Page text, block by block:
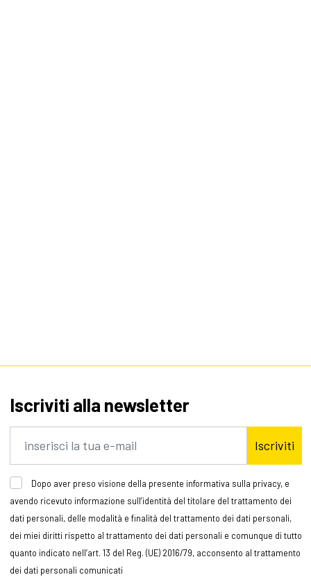
Iscriviti alla newsletter
Iscriviti
Dopo aver preso visione della presente informativa sulla privacy, e
avendo ricevuto informazione sull’identità del titolare del trattamento dei
dati personali, delle modalità e finalità del trattamento dei dati personali,
dei miei diritti rispetto al trattamento dei dati personali e comunque di tutto
quanto indicato nell’art. 13 del Reg. (UE) 2016/79, acconsento al trattamento
dei dati personali comunicati